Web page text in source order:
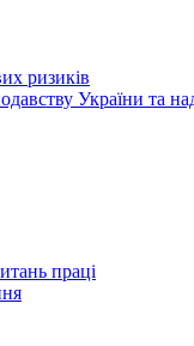
ризиків
України та
праці